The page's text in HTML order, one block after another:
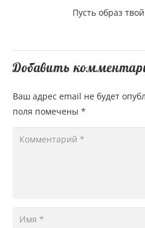
Пусть образ
Добавить
Ваш адрес email не будет
поля помечены *